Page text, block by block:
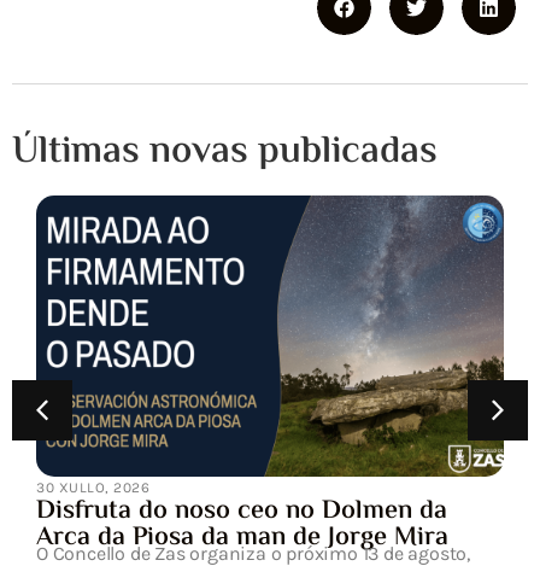
Últimas novas publicadas
30 XULLO, 2026
Disfruta do noso ceo no Dolmen da
Arca da Piosa da man de Jorge Mira
O Concello de Zas organiza o próximo 13 de agosto,